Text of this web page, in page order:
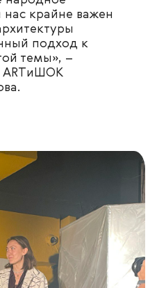
нас крайне важен
подход к
темы», –
ARTиШОК